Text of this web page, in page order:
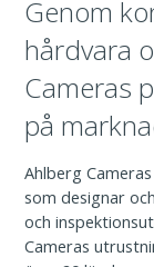
Genom
hårdvara
Cameras
på
Ahlberg
som designar
och
Cameras